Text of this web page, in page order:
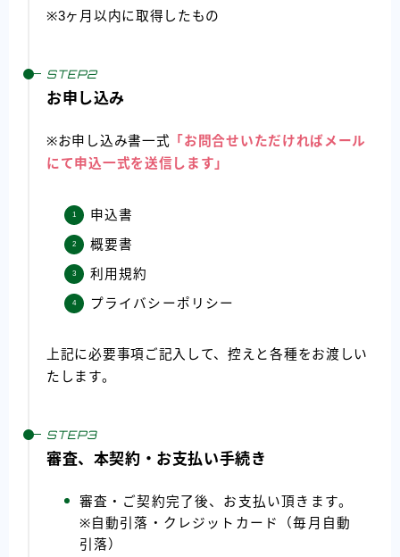
※3ヶ月以内に取得したもの
お申し込み
※お申し込み書一式 「お問合せいただければメール
にて申込一式を送信します」
申込書
概要書
利用規約
プライバシーポリシー
上記に必要事項ご記入して、控えと各種をお渡しい
たします。
審査、本契約・お支払い手続き
審査・ご契約完了後、お支払い頂きます。
※自動引落・クレジットカード（毎月自動
引落）